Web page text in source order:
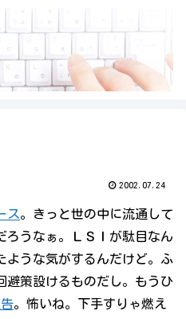
2002.07.24
ス。きっと世の中に流通して
ろうなぁ。ＬＳＩが駄目なん
ような気がするんだけど。ふ
避策設けるものだし。もうひ
。怖いね。下手すりゃ燃え